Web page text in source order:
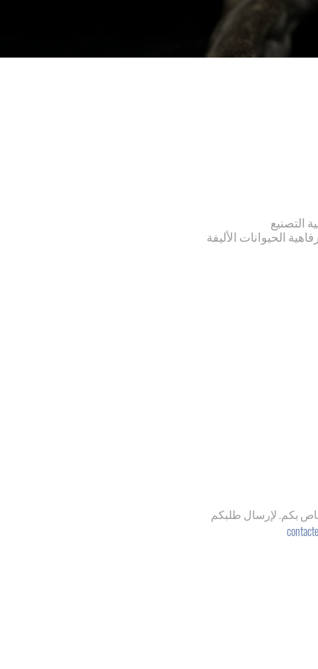
التصنيع
الحيوانات الأليفة
بكم. لإرسال طلبكم